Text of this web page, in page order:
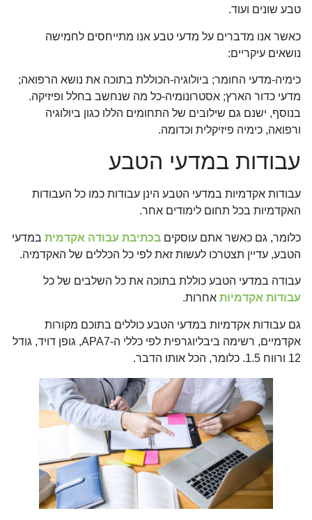
טבע שונים ועוד.
כאשר אנו מדברים על מדעי טבע אנו מתייחסים לחמישה
נושאים עיקריים:
כימיה-מדעי החומר; ביולוגיה-הכוללת בתוכה את נושא הרפואה;
מדעי כדור הארץ; אסטרונומיה-כל מה שנחשב בחלל ופיזיקה.
בנוסף, ישנם גם שילובים של התחומים הללו כגון ביולוגיה
ורפואה, כימיה פיזיקלית וכדומה.
עבודות במדעי הטבע
עבודות אקדמיות במדעי הטבע הינן עבודות כמו כל העבודות
האקדמיות בכל תחום לימודים אחר.
כלומר, גם כאשר אתם עוסקים בכתיבת עבודה אקדמית במדעי
הטבע, עדיין תצטרכו לעשות זאת לפי כל הכללים של האקדמיה.
עבודה במדעי הטבע כוללת בתוכה את כל השלבים של כל
עבודות אקדמיות אחרות.
גם עבודות אקדמיות במדעי הטבע כוללים בתוכם מקורות
אקדמיים, רשימה ביבליוגרפית לפי כללי ה-APA7, גופן דויד, גודל
12 ורווח 1.5. כלומר, הכל אותו הדבר.